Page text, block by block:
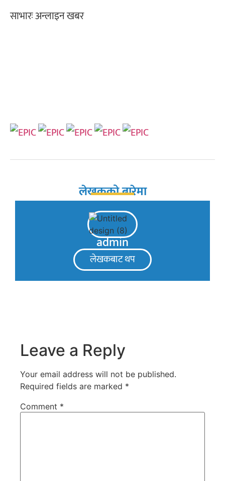
साभारः अन्लाइन खबर
लेखकको बारेमा
admin
लेखकबाट थप
Leave a Reply
Your email address will not be published.
Required fields are marked *
Comment *